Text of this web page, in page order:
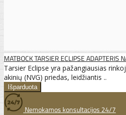
MATBOCK TARSIER ECLIPSE ADAPTERIS
Tarsier Eclipse yra pažangiausias
akinių (NVG) priedas, leidžiantis ..
Nemokamos konsultacijos 24/7